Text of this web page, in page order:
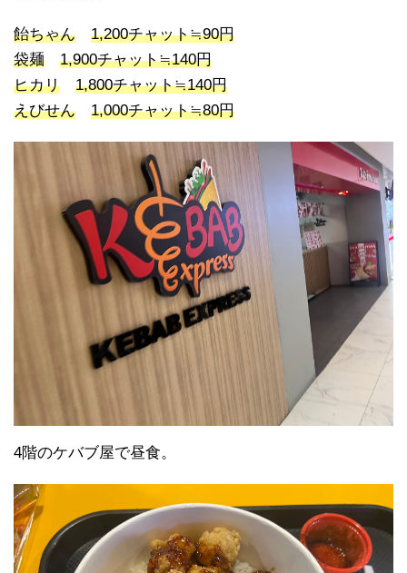
飴ちゃん
1,200チャット≒90円
袋麺
1,900チャット≒140円
ヒカリ
1,800チャット≒140円
えびせん
1,000チャット≒80円
4階のケバブ屋で昼食。